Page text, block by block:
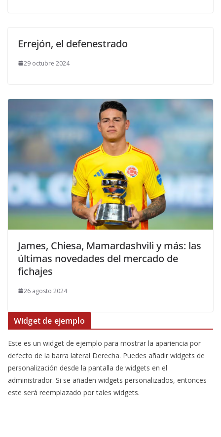
Errejón, el defenestrado
29 octubre 2024
James, Chiesa, Mamardashvili y más: las
últimas novedades del mercado de
fichajes
26 agosto 2024
Widget de ejemplo
Este es un widget de ejemplo para mostrar la apariencia por
defecto de la barra lateral Derecha. Puedes añadir widgets de
personalización desde la pantalla de widgets en el
administrador. Si se añaden widgets personalizados, entonces
este será reemplazado por tales widgets.